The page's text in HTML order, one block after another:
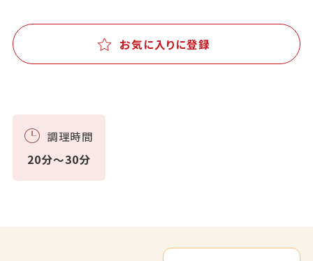
お気に入りに登録
調理時間
20分～30分